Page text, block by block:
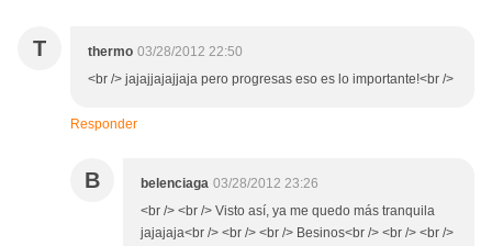
T thermo 03/28/2012 22:50
<br /> jajajjajajjaja pero progresas eso es lo importante!<br />
Responder
B belenciaga 03/28/2012 23:26
<br /> <br /> Visto así, ya me quedo más tranquila
jajajaja<br /> <br /> <br /> Besinos<br /> <br /> <br />